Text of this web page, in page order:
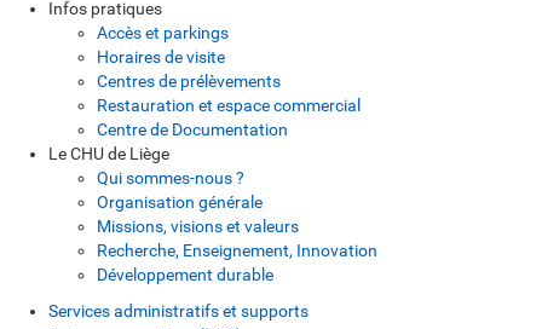
Infos pratiques
Accès et parkings
Horaires de visite
Centres de prélèvements
Restauration et espace commercial
Centre de Documentation
Le CHU de Liège
Qui sommes-nous ?
Organisation générale
Missions, visions et valeurs
Recherche, Enseignement, Innovation
Développement durable
Services administratifs et supports